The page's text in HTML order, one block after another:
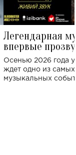
Легендарная
впервые
Украине: где
Осенью 2026 года
ждет одно из
музыкальных